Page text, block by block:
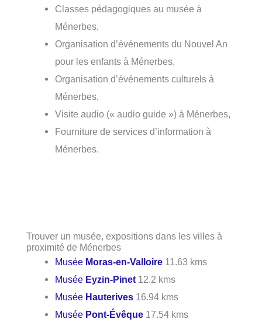
Classes pédagogiques au musée à
Ménerbes,
Organisation d’événements du Nouvel An
pour les enfants à Ménerbes,
Organisation d’événements culturels à
Ménerbes,
Visite audio (« audio guide ») à Ménerbes,
Fourniture de services d’information à
Ménerbes.
Trouver un musée, expositions dans les villes à
proximité de Ménerbes
Musée Moras-en-Valloire 11.63 kms
Musée Eyzin-Pinet 12.2 kms
Musée Hauterives 16.94 kms
Musée Pont-Évêque 17.54 kms